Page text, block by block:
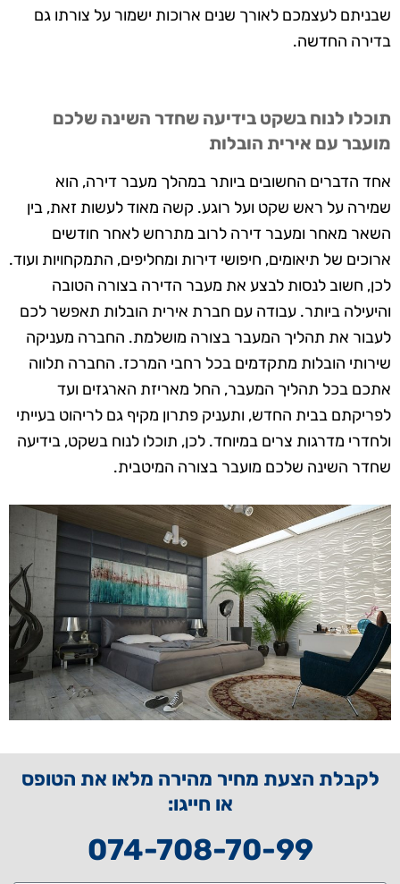
שבניתם לעצמכם לאורך שנים ארוכות ישמור על צורתו גם
בדירה החדשה.
תוכלו לנוח בשקט בידיעה שחדר השינה שלכם
מועבר עם אירית הובלות
אחד הדברים החשובים ביותר במהלך מעבר דירה, הוא
שמירה על ראש שקט ועל רוגע. קשה מאוד לעשות זאת, בין
השאר מאחר ומעבר דירה לרוב מתרחש לאחר חודשים
ארוכים של תיאומים, חיפושי דירות ומחליפים, התמקחויות ועוד.
לכן, חשוב לנסות לבצע את מעבר הדירה בצורה הטובה
והיעילה ביותר. עבודה עם חברת אירית הובלות תאפשר לכם
לעבור את תהליך המעבר בצורה מושלמת. החברה מעניקה
שירותי הובלות מתקדמים בכל רחבי המרכז. החברה תלווה
אתכם בכל תהליך המעבר, החל מאריזת הארגזים ועד
לפריקתם בבית החדש, ותעניק פתרון מקיף גם לריהוט בעייתי
ולחדרי מדרגות צרים במיוחד. לכן, תוכלו לנוח בשקט, בידיעה
שחדר השינה שלכם מועבר בצורה המיטבית.
לקבלת הצעת מחיר מהירה מלאו את הטופס
או חייגו:
074-708-70-99